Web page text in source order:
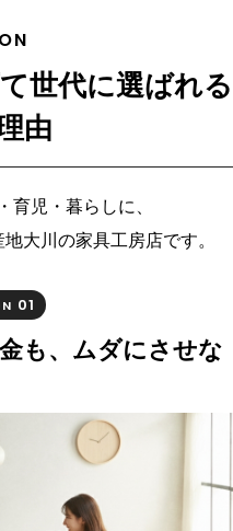
世代に選ばれる
由
育児・暮らしに、
大川の家具工房店です。
01
も、ムダにさせな